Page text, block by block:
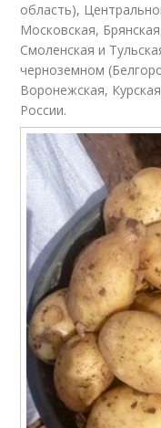
область),
Московская,
Смоленская и
черноземном
Воронежская,
России.